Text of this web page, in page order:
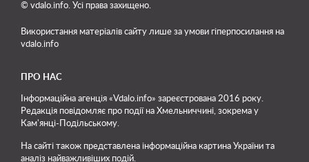
© vdalo.info. Усі права захищено.
Використання матеріалів сайту лише за умови гіперпосилання на
vdalo.info
ПРО НАС
Інформаційна агенція «Vdalo.info» зареєстрована 2016 року.
Редакція повідомляє про події на Хмельниччині, зокрема у
Кам'янці-Подільському.
На сайті також представлена інформаційна картина України та
аналіз найважливіших подій.